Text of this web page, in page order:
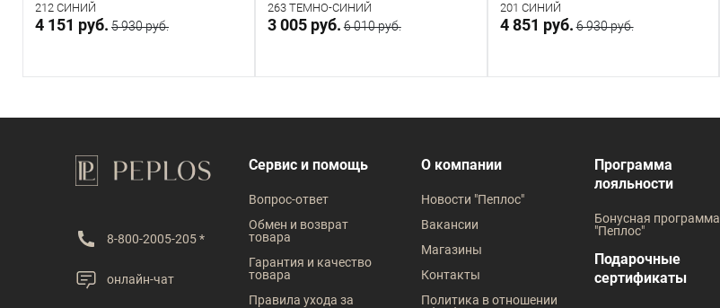
212 СИНИЙ
4 151 руб. 5 930 руб.
В корзину
В наличии
Таблица размеров
263 ТЕМНО-СИНИЙ
3 005 руб. 6 010 руб.
В корзину
В наличии
100
Рост
201 СИНИЙ
4 851 руб. 6 930 руб.
В корзину
Таблица размеров
8-800-2005-205 *
онлайн-чат
Сервис и помощь
Вопрос-ответ
Обмен и возврат
товара
Гарантия и качество
товара
Правила ухода за
О компании
Новости "Пеплос"
Вакансии
Магазины
Контакты
Политика в отношении
Программа
лояльности
Бонусная программа
"Пеплос"
Подарочные
сертификаты